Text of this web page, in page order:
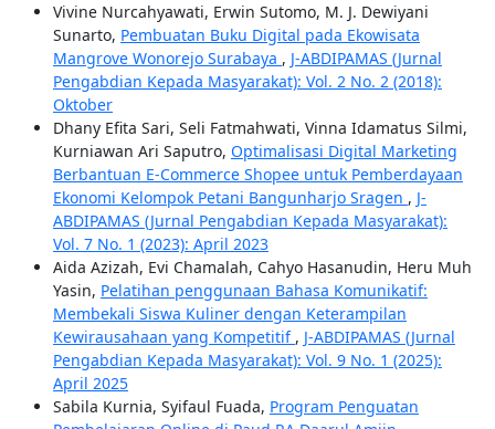
Vivine Nurcahyawati, Erwin Sutomo, M. J. Dewiyani
Sunarto, Pembuatan Buku Digital pada Ekowisata
Mangrove Wonorejo Surabaya , J-ABDIPAMAS (Jurnal
Pengabdian Kepada Masyarakat): Vol. 2 No. 2 (2018):
Oktober
Dhany Efita Sari, Seli Fatmahwati, Vinna Idamatus Silmi,
Kurniawan Ari Saputro, Optimalisasi Digital Marketing
Berbantuan E-Commerce Shopee untuk Pemberdayaan
Ekonomi Kelompok Petani Bangunharjo Sragen , J-
ABDIPAMAS (Jurnal Pengabdian Kepada Masyarakat):
Vol. 7 No. 1 (2023): April 2023
Aida Azizah, Evi Chamalah, Cahyo Hasanudin, Heru Muh
Yasin, Pelatihan penggunaan Bahasa Komunikatif:
Membekali Siswa Kuliner dengan Keterampilan
Kewirausahaan yang Kompetitif , J-ABDIPAMAS (Jurnal
Pengabdian Kepada Masyarakat): Vol. 9 No. 1 (2025):
April 2025
Sabila Kurnia, Syifaul Fuada, Program Penguatan